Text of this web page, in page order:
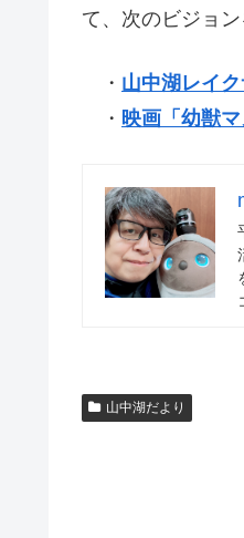
て、次のビジョ
・ 山中湖レイ
・ 映画「幼獣マ
山中湖だより